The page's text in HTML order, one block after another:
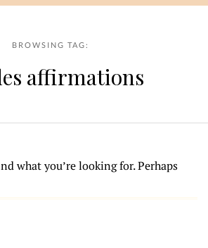
BROWSING TAG:
affirmations
what you’re looking for. Perhaps